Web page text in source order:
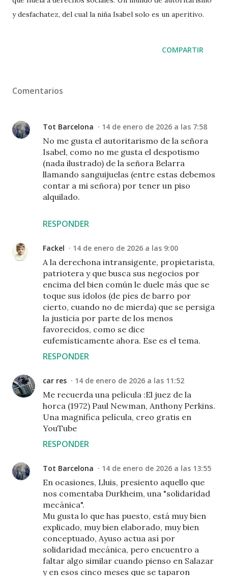
y desfachatez, del cual la niña Isabel solo es un aperitivo.
COMPARTIR
Comentarios
Tot Barcelona 14 de enero de 2026 a las 7:58
No me gusta el autoritarismo de la señora
Isabel, como no me gusta el despotismo
(nada ilustrado) de la señora Belarra
llamando sanguijuelas (entre estas debemos
contar a mi señora) por tener un piso
alquilado.
RESPONDER
Fackel 14 de enero de 2026 a las 9:00
A la derechona intransigente, propietarista,
patriotera y que busca sus negocios por
encima del bien común le duele más que se
toque sus ídolos (de pìes de barro por
cierto, cuando no de mierda) que se persiga
la justicia por parte de los menos
favorecidos, como se dice
eufemísticamente ahora. Ese es el tema.
RESPONDER
car res 14 de enero de 2026 a las 11:52
Me recuerda una película :El juez de la
horca (1972) Paul Newman, Anthony Perkins.
Una magnifica película, creo gratis en
YouTube
RESPONDER
Tot Barcelona 14 de enero de 2026 a las 13:55
En ocasiones, Lluis, presiento aquello que
nos comentaba Durkheim, una "solidaridad
mecánica".
Mu gusta lo que has puesto, está muy bien
explicado, muy bien elaborado, muy bien
conceptuado, Ayuso actua así por
solidaridad mecánica, pero encuentro a
faltar algo similar cuando pienso en Salazar
y en esos cinco meses que se taparon